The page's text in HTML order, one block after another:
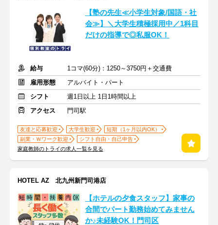
【塾の先生≪小学生対象/国語・社
会≫】＼大学生積極採用中／1科目
だけの指導で◎私服OK！
給与
1コマ(60分)：1250～3750円＋交通費
雇用形態
アルバイト・パート
シフト
週1日以上 1日1時間以上
アクセス
門司駅
友達と応募歓迎 大学生歓迎
短期（1ヶ月以内OK）
副業・Ｗワーク歓迎
シフト自由・自己申告
家庭教師のトライの求人一覧を見る
HOTEL AZ 北九州新門司港店
【ホテルの夕食スタッフ】家事の
合間でパート勤務始めてみません
か♪未経験OK！門司区